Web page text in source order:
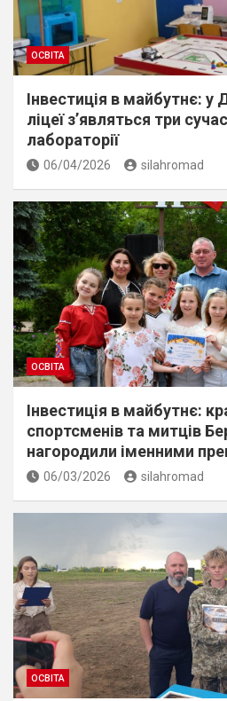
ОСВІТА
Інвестиція в майбутнє:
ліцеї з’являться три
лабораторії
06/04/2026 silahromad
ОСВІТА
Інвестиція в майбутнє:
спортсменів та митців
нагородили іменними
06/03/2026 silahromad
ОСВІТА